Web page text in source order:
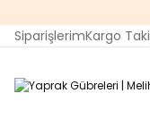
SiparişlerimKargo